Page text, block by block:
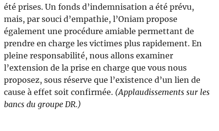
été prises. Un fonds d’indemnisation a été prévu,
mais, par souci d’empathie, l’Oniam propose
également une procédure amiable permettant de
prendre en charge les victimes plus rapidement. En
pleine responsabilité, nous allons examiner
l’extension de la prise en charge que vous nous
proposez, sous réserve que l’existence d’un lien de
cause à effet soit confirmée. (Applaudissements sur les
bancs du groupe DR.)